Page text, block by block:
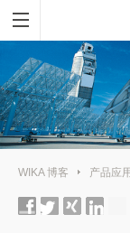
WIKA 博客 产品应用